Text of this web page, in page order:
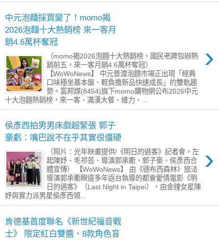
中元泡麵採買變了！momo揭
2026泡麵十大熱銷榜 來一客月
銷4.6萬杯奪冠
›
（momo揭2026泡麵十大熱銷榜，國民老牌包辦熱
銷前五，來一客月銷4.6萬杯奪冠）
【WoWoNews】 中元普渡泡麵市場正出現「經典
口味穩坐基本盤、輕負擔新品快速成長」的雙軌趨
勢。富邦媒(8454)旗下momo購物網公布2026中元
十大泡麵熱銷榜，來一客、滿漢大餐、維力、...
侯彥西拍男男床戲超緊張 郭子
豪虧：嘴巴說不在乎其實很僵硬
›
（照片：光年映畫提供/《明日的過客》記者會，左
起陳妤、毛祁芸、導演郭承衢、郭子豪、侯彥西合
體宣傳） 【WoWoNews】 由《德布西森林》旅法
導演郭承衢睽違多年返台執導的都會愛情電影《明
日的過客》（Last Night in Taipei），由金鐘女星陳
妤與實力派男星侯彥西領...
肯德基首度聯名《新世紀福音戰
士》 限定紅白雙醬、8款角色盲